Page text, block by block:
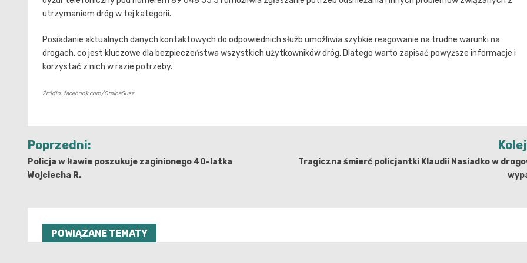
utrzymaniem dróg w tej kategorii.
Posiadanie aktualnych danych kontaktowych do odpowiednich służb umożliwia szybkie reagowanie na trudne warunki na
drogach, co jest kluczowe dla bezpieczeństwa wszystkich użytkowników dróg. Dlatego warto zapisać powyższe informacje i
korzystać z nich w razie potrzeby.
Źródło: facebook.com/GminaSusz
Nawigacja
wpisu
Poprzedni:
Policja w Iławie poszukuje zaginionego 40-latka
Wojciecha R.
Tragiczna śmierć policjantki Klaudii Nasiadko w
POWIĄZANE TEMATY